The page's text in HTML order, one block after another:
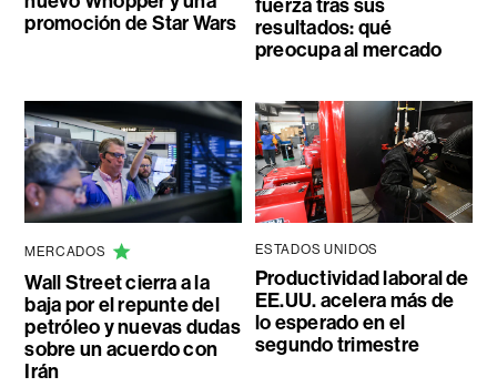
promoción de Star Wars
fuerza tras sus
resultados: qué
preocupa al mercado
MERCADOS
Wall Street cierra a la
baja por el repunte del
petróleo y nuevas dudas
sobre un acuerdo con
Irán
ESTADOS UNIDOS
Productividad laboral de
EE.UU. acelera más de
lo esperado en el
segundo trimestre